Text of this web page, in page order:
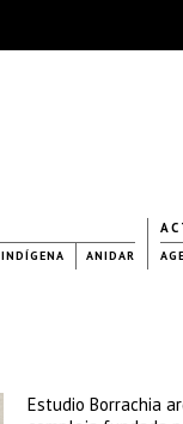
INDÍGENA ANIDAR
Estudio Borrachia